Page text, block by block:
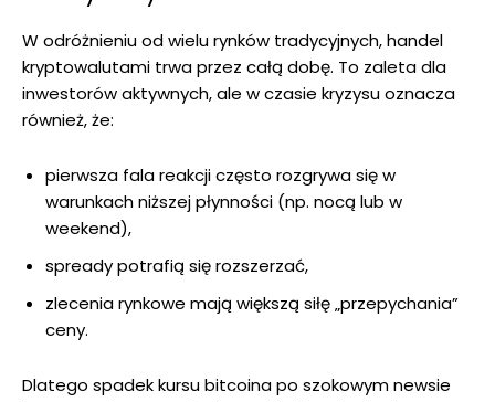
W odróżnieniu od wielu rynków tradycyjnych, handel
kryptowalutami trwa przez całą dobę. To zaleta dla
inwestorów aktywnych, ale w czasie kryzysu oznacza
również, że:
pierwsza fala reakcji często rozgrywa się w
warunkach niższej płynności (np. nocą lub w
weekend),
spready potrafią się rozszerzać,
zlecenia rynkowe mają większą siłę „przepychania”
ceny.
Dlatego spadek kursu bitcoina po szokowym newsie